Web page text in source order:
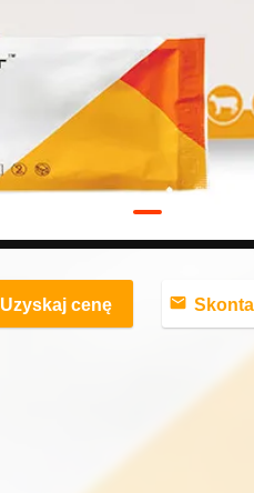
Uzyskaj cenę